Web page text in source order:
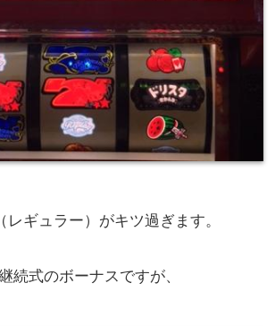
レギュラー）がキツ過ぎます。
続式のボーナスですが、